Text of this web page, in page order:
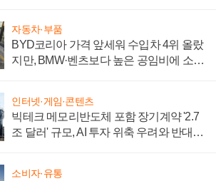
자동차·부품
BYD코리아 가격 앞세워 수입차 4위 올랐
지만, BMW·벤츠보다 높은 공임비에 소비
인터넷·게임·콘텐츠
빅테크 메모리반도체 포함 장기계약 '2.7
조 달러' 규모, AI 투자 위축 우려와 반대
소비자·유통